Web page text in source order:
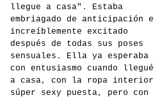
llegue a casa". Estaba
embriagado de anticipación e
increíblemente excitado
después de todas sus poses
sensuales. Ella ya esperaba
con entusiasmo cuando llegué
a casa, con la ropa interior
súper sexy puesta, pero con